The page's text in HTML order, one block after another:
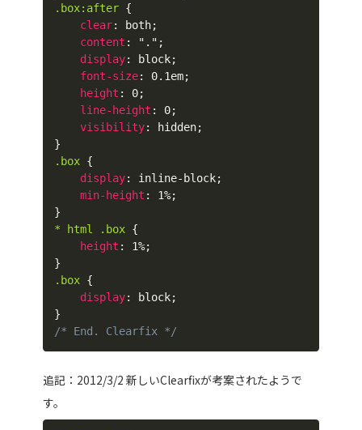
.box:after {
clear: both;
content : "." ;
display: block;
font-size: 0.1em;
height : 0;
line-height : 0;
visibility: hidden;
}
.box {
display: inline-block;
min-height : 1%;
}
* html .box {
height : 1%;
}
.box {
display: block;
}
/* End. Clearfix */
追記：2012/3/2 新しいClearfixが考案されたようで
す。